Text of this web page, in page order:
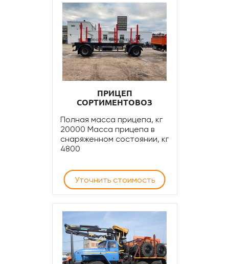
ПРИЦЕП
СОРТИМЕНТОВОЗ
Полная масса прицепа, кг
20000 Масса прицепа в
снаряженном состоянии, кг
4800
Уточнить стоимость